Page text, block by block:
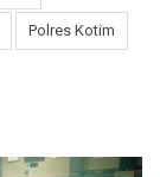
Polres Kotim